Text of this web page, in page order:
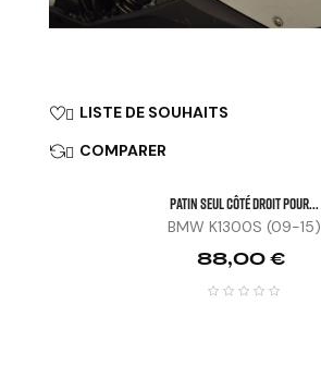
 LISTE DE SOUHAITS
 COMPARER
Patin Seul Côté Droit Pour...
BMW K1300S (09-15)
Prix
88,00 €